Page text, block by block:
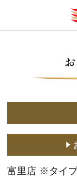
定番メニュー
どこでもかっ
富里店 ※タイ